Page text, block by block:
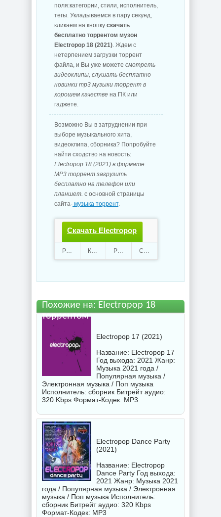
поля:категории, стили, исполнитель,
тегы. Укладываемся в пару секунд,
кликаем на кнопку скачать
бесплатно торрентом музон
Electropop 18 (2021). Ждем с
нетерпением загрузки торрент
файла, и Вы уже можете смотреть
видеоклипы, слушать бесплатно
новинки mp3 музыки торрент в
хорошем качестве на ПК или
гаджете.
Возможно Вы в затруднении при
выборе музыкального хита,
видеоклипа, сборника? Попробуйте
найти сходство на новость:
Electropop 18 (2021) в формате:
MP3 торрент загрузить
бесплатно на телефон или
планшет. с основной страницы
сайта- музыка торрент.
Скачать Electropop
18.torrent файл
Раздают 109
Качают 87Размер 169.79 Mb
Скачали
Похожие на: Electropop 18
торрентом
Electropop 17 (2021)
Название: Electropop 17
Год выхода: 2021 Жанр:
Музыка 2021 года /
Популярная музыка /
Электронная музыка / Поп музыка
Исполнитель: сборник Битрейт аудио:
320 Kbps Формат-Кодек: MP3
Electropop Dance Party
(2021)
Название: Electropop
Dance Party Год выхода:
2021 Жанр: Музыка 2021
года / Популярная музыка / Электронная
музыка / Поп музыка Исполнитель:
сборник Битрейт аудио: 320 Kbps
Формат-Кодек: MP3